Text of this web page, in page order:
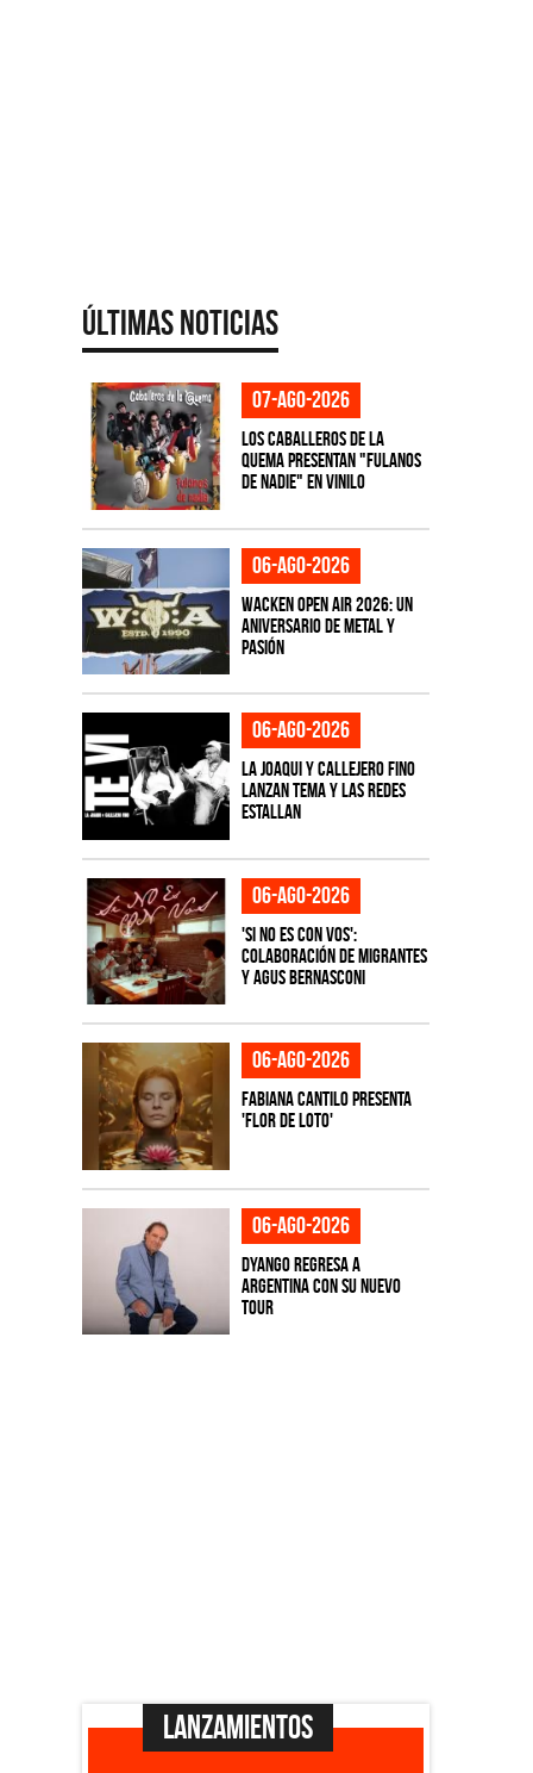
Últimas Noticias
07-ago-2026
Los Caballeros de la
Quema presentan "Fulanos
de Nadie" en vinilo
06-ago-2026
Wacken Open Air 2026: Un
aniversario de metal y
pasión
06-ago-2026
La Joaqui y Callejero Fino
lanzan tema y las redes
estallan
06-ago-2026
'Si No Es Con Vos':
colaboración de Migrantes
y Agus Bernasconi
06-ago-2026
Fabiana Cantilo presenta
'Flor de Loto'
06-ago-2026
Dyango regresa a
Argentina con su nuevo
tour
Lanzamientos